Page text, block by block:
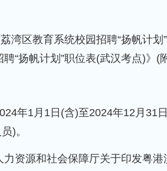
湾区教育系统校园招聘“扬帆计划
“扬帆计划”职位表(武汉考点)》(
年1月1日(含)至2024年12月31
)。
资源和社会保障厅关于印发粤